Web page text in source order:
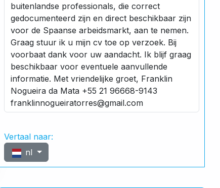
buitenlandse professionals, die correct
gedocumenteerd zijn en direct beschikbaar zijn
voor de Spaanse arbeidsmarkt, aan te nemen.
Graag stuur ik u mijn cv toe op verzoek. Bij
voorbaat dank voor uw aandacht. Ik blijf graag
beschikbaar voor eventuele aanvullende
informatie. Met vriendelijke groet, Franklin
Nogueira da Mata +55 21 96668-9143
franklinnogueiratorres@gmail.com
Vertaal naar:
nl